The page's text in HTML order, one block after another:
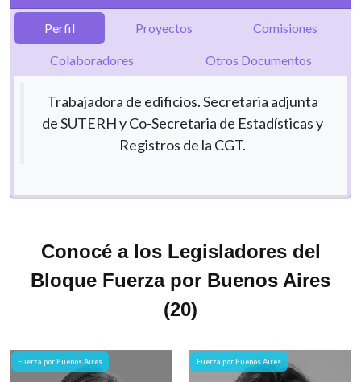
Perfil Proyectos Comisiones
Colaboradores Otros Documentos
Trabajadora de edificios. Secretaria adjunta
de SUTERH y Co-Secretaria de Estadísticas y
Registros de la CGT.
Conocé a los Legisladores del
Bloque Fuerza por Buenos Aires
(20)
Fuerza por Buenos Aires Fuerza por Buenos Aires